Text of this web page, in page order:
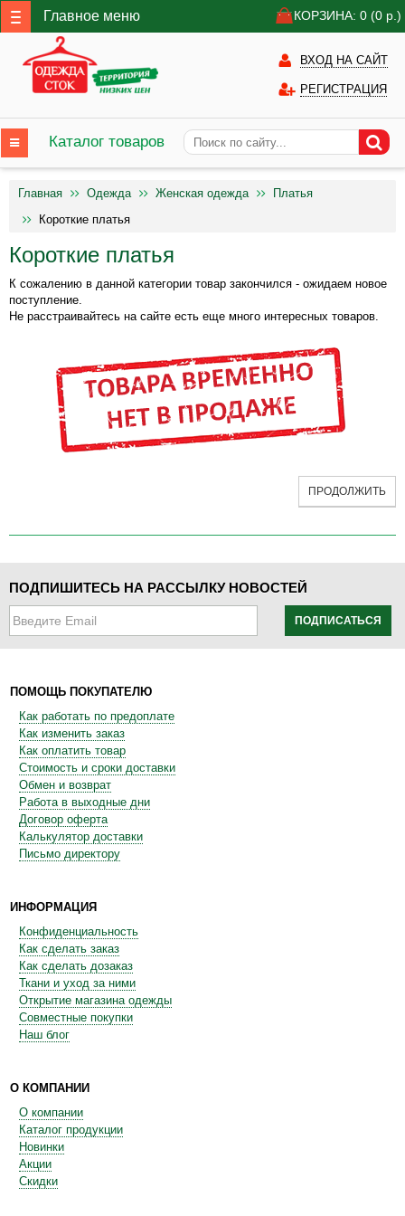
Главное меню КОРЗИНА: 0 (0 р.)
ВХОД НА САЙТ
РЕГИСТРАЦИЯ
Каталог товаров
Главная Одежда Женская одежда
Платья
Короткие платья
Короткие платья
К сожалению в данной категории товар закончился - ожидаем новое
поступление.
Не расстраивайтесь на сайте есть еще много интересных товаров.
ПРОДОЛЖИТЬ
ПОДПИШИТЕСЬ НА РАССЫЛКУ НОВОСТЕЙ
ПОДПИСАТЬСЯ
ПОМОЩЬ ПОКУПАТЕЛЮ
Как работать по предоплате
Как изменить заказ
Как оплатить товар
Стоимость и сроки доставки
Обмен и возврат
Работа в выходные дни
Договор оферта
Калькулятор доставки
Письмо директору
ИНФОРМАЦИЯ
Конфиденциальность
Как сделать заказ
Как сделать дозаказ
Ткани и уход за ними
Открытие магазина одежды
Совместные покупки
Наш блог
О КОМПАНИИ
О компании
Каталог продукции
Новинки
Акции
Скидки